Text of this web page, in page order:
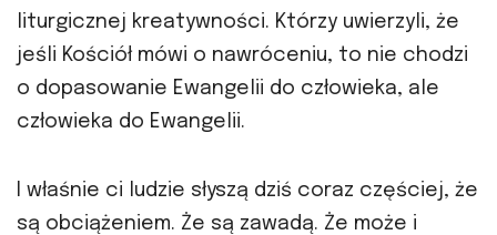
liturgicznej kreatywności. Którzy uwierzyli, że
jeśli Kościół mówi o nawróceniu, to nie chodzi
o dopasowanie Ewangelii do człowieka, ale
człowieka do Ewangelii.
I właśnie ci ludzie słyszą dziś coraz częściej, że
są obciążeniem. Że są zawadą. Że może i